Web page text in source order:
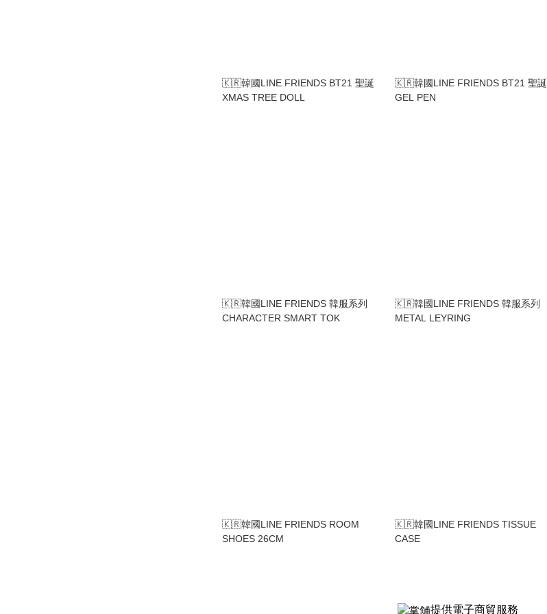
🇰🇷韓國LINE FRIENDS BT21 聖誕
XMAS TREE DOLL
🇰🇷韓國LINE FRIENDS BT21 聖誕
GEL PEN
🇰🇷韓國LINE FRIENDS 韓服系列
CHARACTER SMART TOK
🇰🇷韓國LINE FRIENDS 韓服系列
METAL LEYRING
🇰🇷韓國LINE FRIENDS ROOM
SHOES 26CM
🇰🇷韓國LINE FRIENDS TISSUE
CASE
提供電子商貿服務